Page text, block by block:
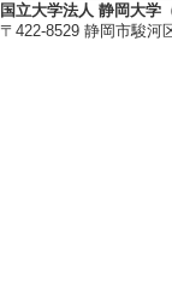
国立大学法人 静岡大学
〒422-8529 静岡市駿河